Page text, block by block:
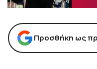
Προσθήκη ως